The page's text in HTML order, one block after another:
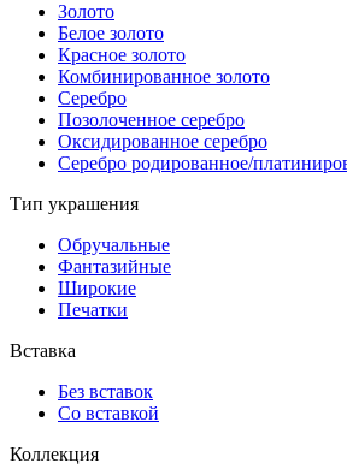
Золото
Белое золото
Красное золото
Комбинированное золото
Серебро
Позолоченное серебро
Оксидированное серебро
Серебро родированное/
Тип украшения
Обручальные
Фантазийные
Широкие
Печатки
Вставка
Без вставок
Со вставкой
Коллекция